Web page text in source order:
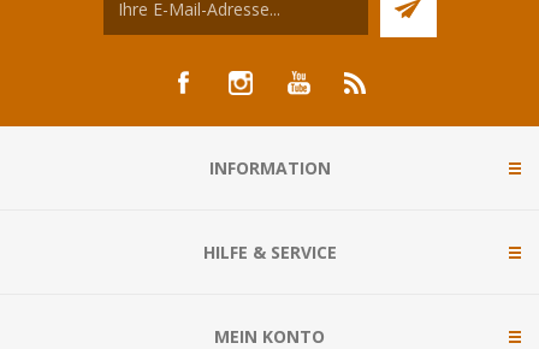
INFORMATION
HILFE & SERVICE
MEIN KONTO